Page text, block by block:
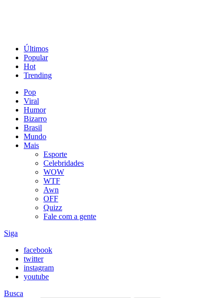
Últimos
Popular
Hot
Trending
Pop
Viral
Humor
Bizarro
Brasil
Mundo
Mais
Esporte
Celebridades
WOW
WTF
Awn
OFF
Quizz
Fale com a gente
Siga
facebook
twitter
instagram
youtube
Busca